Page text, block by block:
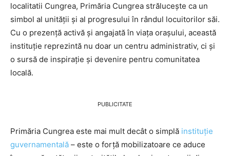
localitatii Cungrea, Primăria Cungrea strălucește ca un
simbol al unității și al progresului în rândul locuitorilor săi.
Cu o prezență activă și angajată în viața orașului, această
instituție reprezintă nu doar un centru administrativ, ci și
o sursă de inspirație și devenire pentru comunitatea
locală.
PUBLICITATE
Primăria Cungrea este mai mult decât o simplă instituție
guvernamentală – este o forță mobilizatoare ce aduce